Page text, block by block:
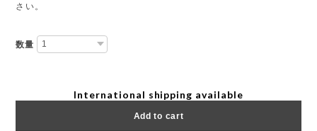
さい。
数量
International shipping available
Add to cart